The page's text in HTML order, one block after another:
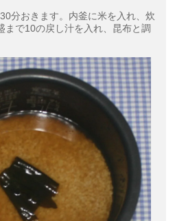
分おきます。内釜に米を入れ、炊
まで10の戻し汁を入れ、昆布と調